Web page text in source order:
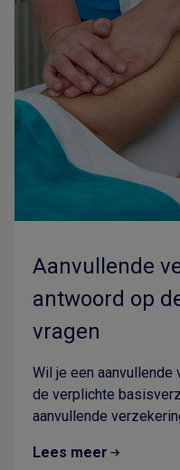
Aanvullende
antwoord op
vragen
Wil je een
de verplichte
aanvullende
Lees meer